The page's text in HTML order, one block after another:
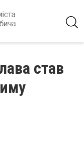
став